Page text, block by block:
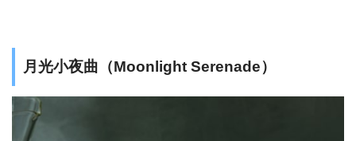
月光小夜曲（Moonlight Serenade）